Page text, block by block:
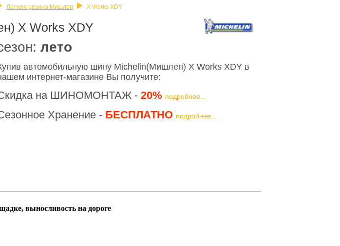
Летняя резина Мишлен X Works XDY
X Works XDY
лето
автомобильную шину Michelin(Мишлен) X Works XDY в
интернет-магазине Вы получите:
на ШИНОМОНТАЖ - 20% подробнее...
Хранение - БЕСПЛАТНО подробнее...
выносливость на дороге